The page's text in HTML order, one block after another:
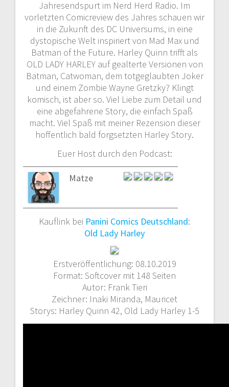
Jahresendspurt im Nerd Herd Radio. Im
vorletzten Comicreview des Jahres schauen wir
in die Zukunft des DC Universums, in eine
dystopische Welt inspiriert von Mad Max und
Batman of the Future. Harley Quinn trifft als
OLD LADY HARLEY auf gealterte Versionen von
Batman, Catwoman, dem totgeglaubten Joker
und einem Zombie Wayne Gretzky? Klingt
komisch, ist aber so. Viel Liebe zum Detail und
eine abgefahrene Story, die einfach Spaß
macht. Viel Spaß mit meiner Rezension dieser
hoffentlich bald forgsetzten Harley Story.
Euer Host durch den Podcast:
Matze
Kauflink bei Panini Comics Deutschland:
Old Lady Harley
Erstveröffentlichung: 08.10.2019
Format: Softcover mit 148 Seiten
Autor: Frank Tieri
Zeichner: Inaki Miranda, Mauricet
Storys: Harley Quinn 42, Old Lady Harley 1-5